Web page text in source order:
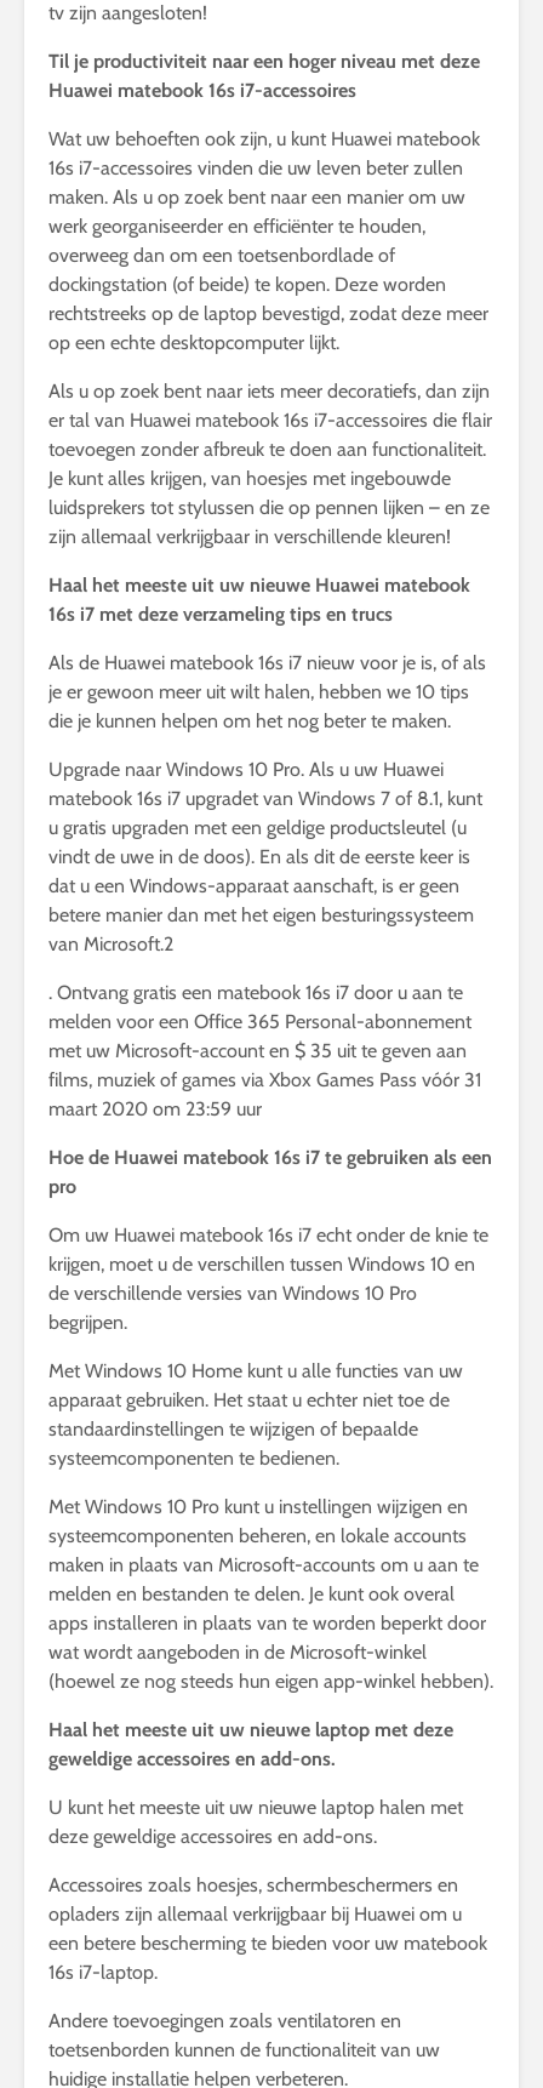
tv zijn aangesloten!
Til je productiviteit naar een hoger niveau met deze
Huawei matebook 16s i7-accessoires
Wat uw behoeften ook zijn, u kunt Huawei matebook
16s i7-accessoires vinden die uw leven beter zullen
maken. Als u op zoek bent naar een manier om uw
werk georganiseerder en efficiënter te houden,
overweeg dan om een ​​toetsenbordlade of
dockingstation (of beide) te kopen. Deze worden
rechtstreeks op de laptop bevestigd, zodat deze meer
op een echte desktopcomputer lijkt.
Als u op zoek bent naar iets meer decoratiefs, dan zijn
er tal van Huawei matebook 16s i7-accessoires die flair
toevoegen zonder afbreuk te doen aan functionaliteit.
Je kunt alles krijgen, van hoesjes met ingebouwde
luidsprekers tot stylussen die op pennen lijken – en ze
zijn allemaal verkrijgbaar in verschillende kleuren!
Haal het meeste uit uw nieuwe Huawei matebook
16s i7 met deze verzameling tips en trucs
Als de Huawei matebook 16s i7 nieuw voor je is, of als
je er gewoon meer uit wilt halen, hebben we 10 tips
die je kunnen helpen om het nog beter te maken.
Upgrade naar Windows 10 Pro. Als u uw Huawei
matebook 16s i7 upgradet van Windows 7 of 8.1, kunt
u gratis upgraden met een geldige productsleutel (u
vindt de uwe in de doos). En als dit de eerste keer is
dat u een Windows-apparaat aanschaft, is er geen
betere manier dan met het eigen besturingssysteem
van Microsoft.2
. Ontvang gratis een matebook 16s i7 door u aan te
melden voor een Office 365 Personal-abonnement
met uw Microsoft-account en $ 35 uit te geven aan
films, muziek of games via Xbox Games Pass vóór 31
maart 2020 om 23:59 uur
Hoe de Huawei matebook 16s i7 te gebruiken als een
pro
Om uw Huawei matebook 16s i7 echt onder de knie te
krijgen, moet u de verschillen tussen Windows 10 en
de verschillende versies van Windows 10 Pro
begrijpen.
Met Windows 10 Home kunt u alle functies van uw
apparaat gebruiken. Het staat u echter niet toe de
standaardinstellingen te wijzigen of bepaalde
systeemcomponenten te bedienen.
Met Windows 10 Pro kunt u instellingen wijzigen en
systeemcomponenten beheren, en lokale accounts
maken in plaats van Microsoft-accounts om u aan te
melden en bestanden te delen. Je kunt ook overal
apps installeren in plaats van te worden beperkt door
wat wordt aangeboden in de Microsoft-winkel
(hoewel ze nog steeds hun eigen app-winkel hebben).
Haal het meeste uit uw nieuwe laptop met deze
geweldige accessoires en add-ons.
U kunt het meeste uit uw nieuwe laptop halen met
deze geweldige accessoires en add-ons.
Accessoires zoals hoesjes, schermbeschermers en
opladers zijn allemaal verkrijgbaar bij Huawei om u
een betere bescherming te bieden voor uw matebook
16s i7-laptop.
Andere toevoegingen zoals ventilatoren en
toetsenborden kunnen de functionaliteit van uw
huidige installatie helpen verbeteren.